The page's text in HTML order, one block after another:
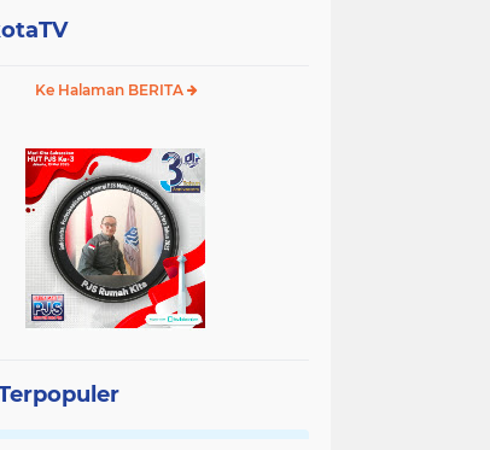
Ke Halaman BERITA